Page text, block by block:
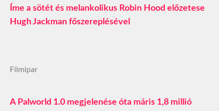
Íme a sötét és melankolikus Robin Hood előzetese
Hugh Jackman főszereplésével
Filmipar
A Palworld 1.0 megjelenése óta máris 1,8 millió